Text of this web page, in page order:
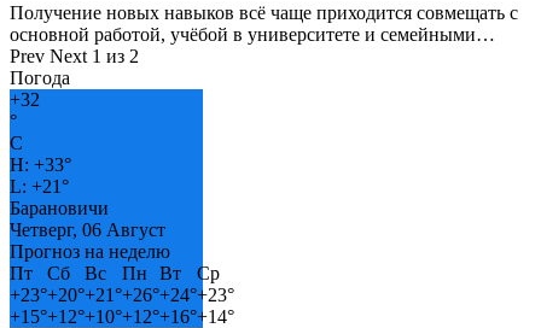
Получение новых навыков всё чаще приходится совмещать с
основной работой, учёбой в университете и семейными…
Prev Next 1 из 2
Погода
+32
°
C
H: +33°
L: +21°
Барановичи
Четверг, 06 Август
Прогноз на неделю
Пт
Сб Вс Пн Вт
Ср
+23°+20°+21°+26°+24°+23°
+15°+12°+10°+12°+16°+14°